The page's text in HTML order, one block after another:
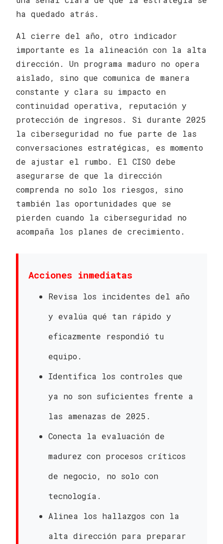
ha quedado atrás.
Al cierre del año, otro indicador
importante es la alineación con la alta
dirección. Un programa maduro no opera
aislado, sino que comunica de manera
constante y clara su impacto en
continuidad operativa, reputación y
protección de ingresos. Si durante 2025
la ciberseguridad no fue parte de las
conversaciones estratégicas, es momento
de ajustar el rumbo. El CISO debe
asegurarse de que la dirección
comprenda no solo los riesgos, sino
también las oportunidades que se
pierden cuando la ciberseguridad no
acompaña los planes de crecimiento.
Acciones inmediatas
Revisa los incidentes del año
y evalúa qué tan rápido y
eficazmente respondió tu
equipo.
Identifica los controles que
ya no son suficientes frente a
las amenazas de 2025.
Conecta la evaluación de
madurez con procesos críticos
de negocio, no solo con
tecnología.
Alinea los hallazgos con la
alta dirección para preparar